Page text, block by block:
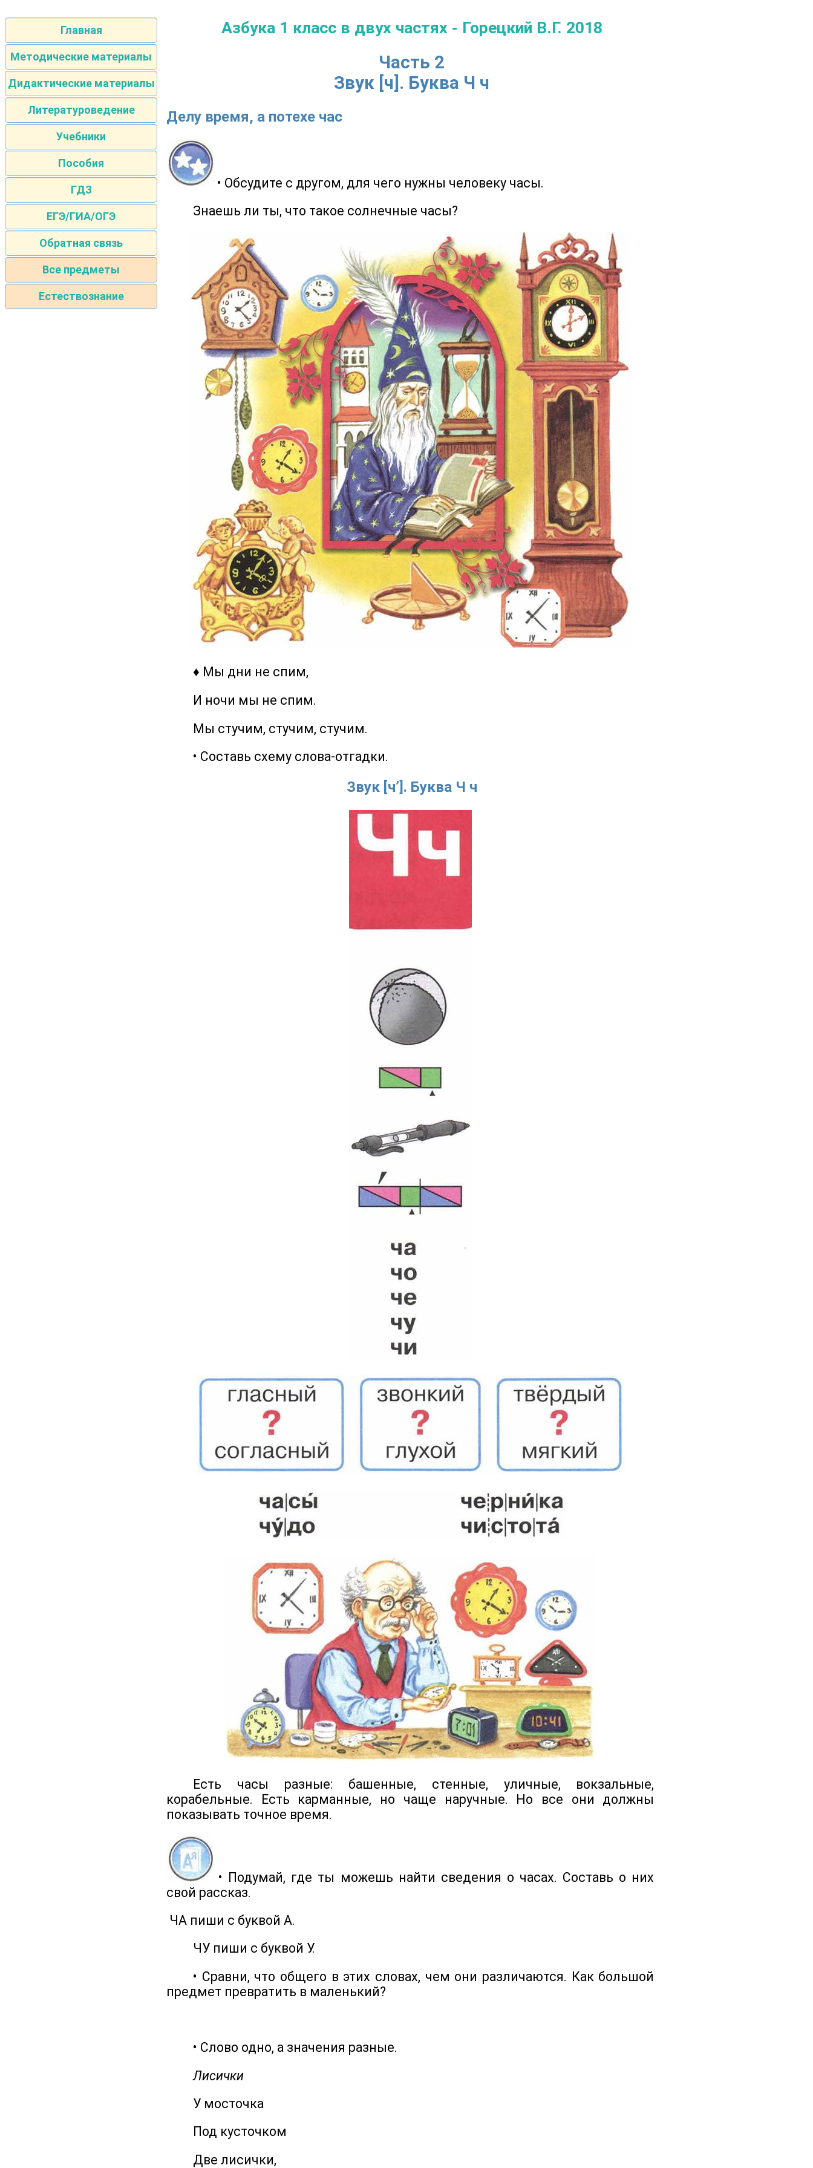
Главная
Методические материалы
Дидактические материалы
Литературоведение
Учебники
Пособия
ГДЗ
ЕГЭ/ГИА/ОГЭ
Обратная связь
Все предметы
Естествознание
Азбука 1 класс в двух частях - Горецкий В.Г. 2018
Часть 2
Звук [ч]. Буква Ч ч
Делу время, а потехе час
• Обсудите с другом, для чего нужны человеку часы.
Знаешь ли ты, что такое солнечные часы?
♦ Мы дни не спим,
И ночи мы не спим.
Мы стучим, стучим, стучим.
• Составь схему слова-отгадки.
Звук [ч’]. Буква Ч ч
Есть часы разные: башенные, стенные, уличные, вокзальные,
корабельные. Есть карманные, но чаще наручные. Но все они должны
показывать точное время.
• Подумай, где ты можешь найти сведения о часах. Составь о них
свой рассказ.
ЧА пиши с буквой А.
ЧУ пиши с буквой У.
• Сравни, что общего в этих словах, чем они различаются. Как большой
предмет превратить в маленький?
• Слово одно, а значения разные.
Лисички
У мосточка
Под кусточком
Две лисички,